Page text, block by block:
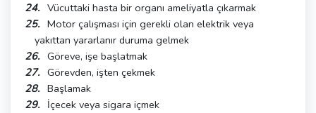
Vücuttaki hasta bir organı ameliyatla çıkarmak
Motor çalışması için gerekli olan elektrik veya
yakıttan yararlanır duruma gelmek
Göreve, işe başlatmak
Görevden, işten çekmek
Başlamak
İçecek veya sigara içmek